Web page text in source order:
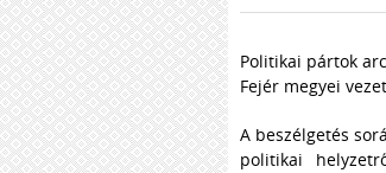
Politikai pártok
Fejér megyei
A beszélgetés
politikai